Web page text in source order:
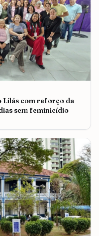
Lilás com reforço da
sem feminicídio